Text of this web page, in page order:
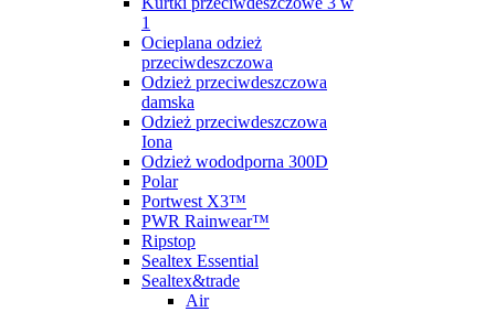
1
Ocieplana odzież
przeciwdeszczowa
Odzież przeciwdeszczowa
damska
Odzież przeciwdeszczowa
Iona
Odzież wododporna 300D
Polar
Portwest X3™
PWR Rainwear™
Ripstop
Sealtex Essential
Sealtex&trade
Air